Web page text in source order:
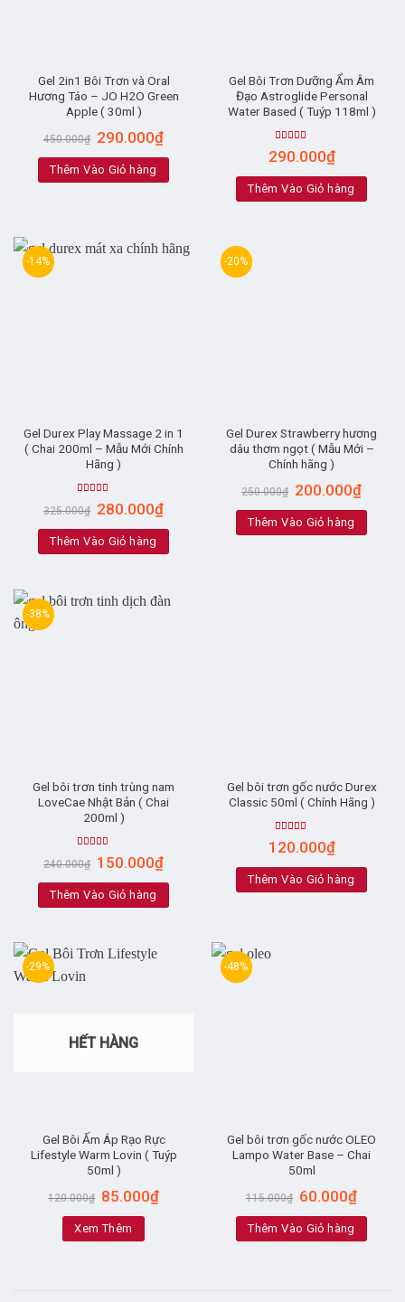
Gel 2in1 Bôi Trơn và Oral
Hương Táo – JO H2O Green
Apple ( 30ml )
450.000₫ 290.000₫
Thêm Vào Giỏ hàng
Gel Bôi Trơn Dưỡng Ẩm Âm
Đạo Astroglide Personal
Water Based ( Tuýp 118ml )
Rated4.90
out of 5
290.000₫
Thêm Vào Giỏ hàng
-14%
Gel Durex Play Massage 2 in 1
( Chai 200ml – Mẫu Mới Chính
Hãng )
Rated4.33
out of 5
325.000₫ 280.000₫
Thêm Vào Giỏ hàng
-20%
Gel Durex Strawberry hương
dâu thơm ngọt ( Mẫu Mới –
Chính hãng )
250.000₫ 200.000₫
Thêm Vào Giỏ hàng
-38%
Gel bôi trơn tinh trùng nam
LoveCae Nhật Bản ( Chai
200ml )
Rated 5.00
out of 5
240.000₫ 150.000₫
Thêm Vào Giỏ hàng
Gel bôi trơn gốc nước Durex
Classic 50ml ( Chính Hãng )
Rated 5.00
out of 5
120.000₫
Thêm Vào Giỏ hàng
-29%
HẾT HÀNG
Gel Bôi Ấm Áp Rạo Rực
Lifestyle Warm Lovin ( Tuýp
50ml )
120.000₫ 85.000₫
Xem Thêm
-48%
Gel bôi trơn gốc nước OLEO
Lampo Water Base – Chai
50ml
115.000₫ 60.000₫
Thêm Vào Giỏ hàng